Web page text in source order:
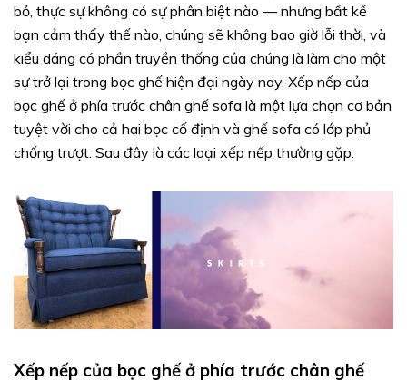
bỏ, thực sự không có sự phân biệt nào — nhưng bất kể
bạn cảm thấy thế nào, chúng sẽ không bao giờ lỗi thời, và
kiểu dáng có phần truyền thống của chúng là làm cho một
sự trở lại trong bọc ghế hiện đại ngày nay. Xếp nếp của
bọc ghế ở phía trước chân ghế sofa là một lựa chọn cơ bản
tuyệt vời cho cả hai bọc cố định và ghế sofa có lớp phủ
chống trượt. Sau đây là các loại xếp nếp thường gặp:
Xếp nếp của bọc ghế ở phía trước chân ghế